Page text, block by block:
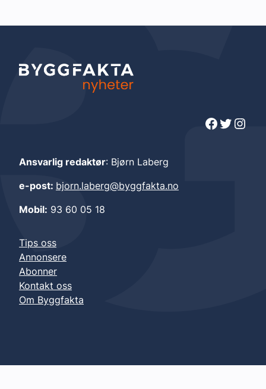
Facebook Twitter Instagram
Ansvarlig redaktør: Bjørn Laberg
e-post: bjorn.laberg@byggfakta.no
Mobil: 93 60 05 18
Tips oss
Annonsere
Abonner
Kontakt oss
Om Byggfakta